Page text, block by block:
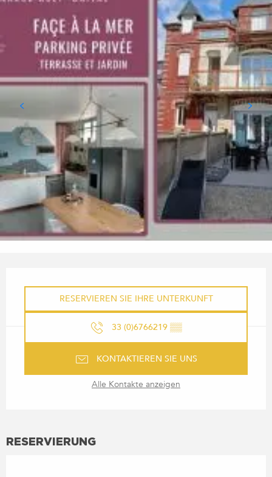
RESERVIEREN SIE IHRE UNTERKUNFT
33 (0)6766219 ▒▒
KONTAKTIEREN SIE UNS
Alle Kontakte anzeigen
RESERVIERUNG